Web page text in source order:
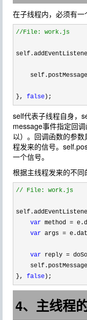
在子线程内，必须有一
//File: work.js
}, false );
self代表子线程自身，
message事件指定回
以）。回调函数的参
程发来的信号。
一个信号。
根据主线程发来的不同
// File: work.js
var method =
var args =
var reply =
}, false );
4、主线程